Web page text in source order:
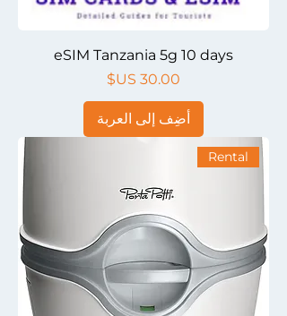
eSIM Tanzania 5g 10 days
السعر
أضِف إلى العربة
Rental